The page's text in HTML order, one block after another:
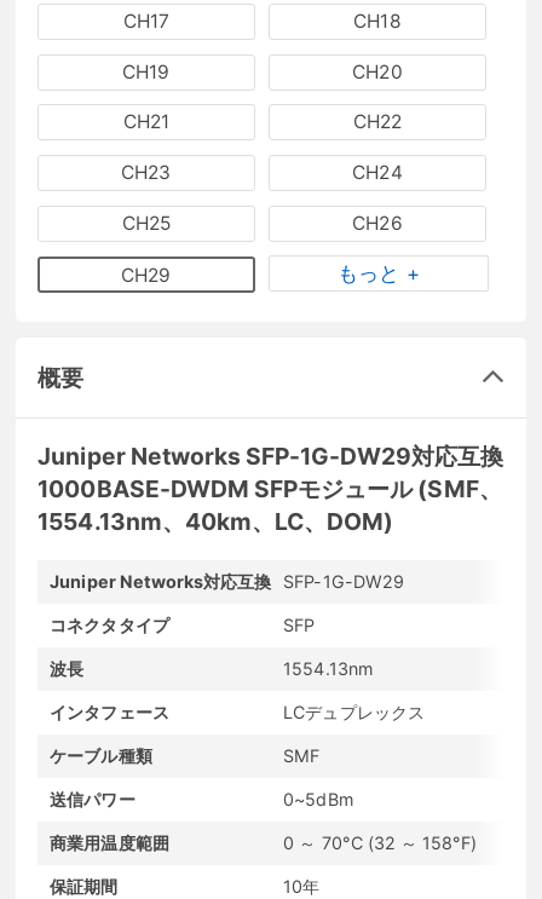
CH17 CH18
CH19 CH20
CH21 CH22
CH23 CH24
CH25 CH26
CH29 もっと +
概要
Juniper Networks SFP-1G-DW29対応互換
1000BASE-DWDM SFPモジュール (SMF、
1554.13nm、40km、LC、DOM)
Juniper Networks対応互換 SFP-1G-DW29
コネクタタイプ SFP
波長 1554.13nm
インタフェース LCデュプレックス
ケーブル種類 SMF
送信パワー 0~5dBm
商業用温度範囲 0 ～ 70°C (32 ～ 158°F)
保証期間 10年